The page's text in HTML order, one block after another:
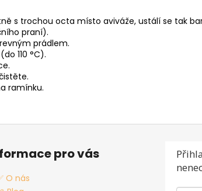
s trochou octa místo aviváže, ustálí se tak
praní).
prádlem.
110 °C).
ramínku.
pro vás
O nás